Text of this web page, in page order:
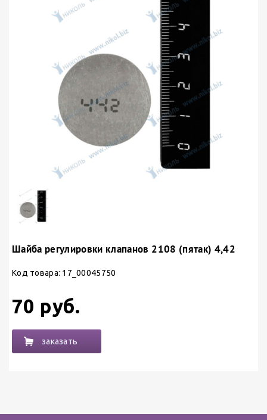
Шайба регулировки клапанов 2108 (пятак) 4,42
Код товара: 17_00045750
70 руб.
заказать